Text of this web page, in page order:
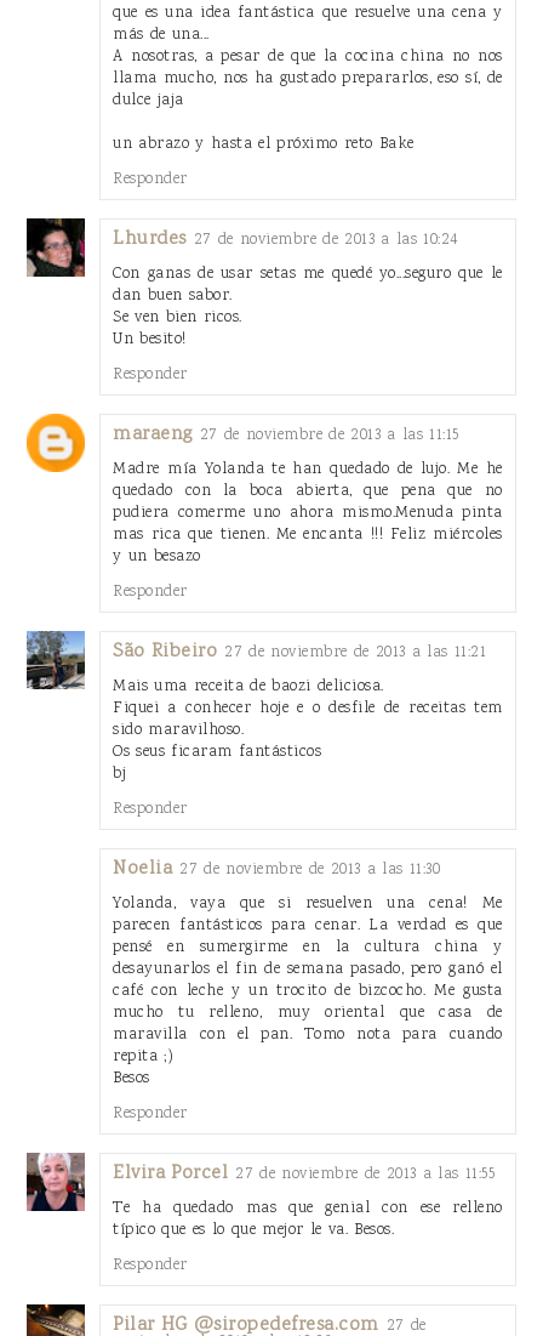
que es una idea fantástica que resuelve una cena y
más de una...
A nosotras, a pesar de que la cocina china no nos
llama mucho, nos ha gustado prepararlos, eso sí, de
dulce jaja
un abrazo y hasta el próximo reto Bake
Responder
Lhurdes 27 de noviembre de 2013 a las 10:24
Con ganas de usar setas me quedé yo...seguro que le
dan buen sabor.
Se ven bien ricos.
Un besito!
Responder
maraeng 27 de noviembre de 2013 a las 11:15
Madre mía Yolanda te han quedado de lujo. Me he
quedado con la boca abierta, que pena que no
pudiera comerme uno ahora mismo.Menuda pinta
mas rica que tienen. Me encanta !!! Feliz miércoles
y un besazo
Responder
São Ribeiro 27 de noviembre de 2013 a las 11:21
Mais uma receita de baozi deliciosa.
Fiquei a conhecer hoje e o desfile de receitas tem
sido maravilhoso.
Os seus ficaram fantásticos
bj
Responder
Noelia 27 de noviembre de 2013 a las 11:30
Yolanda, vaya que si resuelven una cena! Me
parecen fantásticos para cenar. La verdad es que
pensé en sumergirme en la cultura china y
desayunarlos el fin de semana pasado, pero ganó el
café con leche y un trocito de bizcocho. Me gusta
mucho tu relleno, muy oriental que casa de
maravilla con el pan. Tomo nota para cuando
repita ;)
Besos
Responder
Elvira Porcel 27 de noviembre de 2013 a las 11:55
Te ha quedado mas que genial con ese relleno
típico que es lo que mejor le va. Besos.
Responder
Pilar HG @siropedefresa.com 27 de